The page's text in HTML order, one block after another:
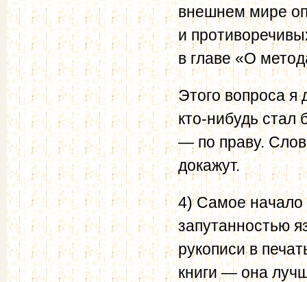
внешнем мире
и
в главе «О
Этого вопроса я
кто-нибудь стал
— по праву.
докажут.
4) Самое начало
запутанностью
рукописи в
книги — она